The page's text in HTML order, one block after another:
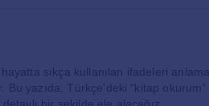
sıkça kullanılan ifadeleri
yazıda, Türkçe'deki “kitap okurum”